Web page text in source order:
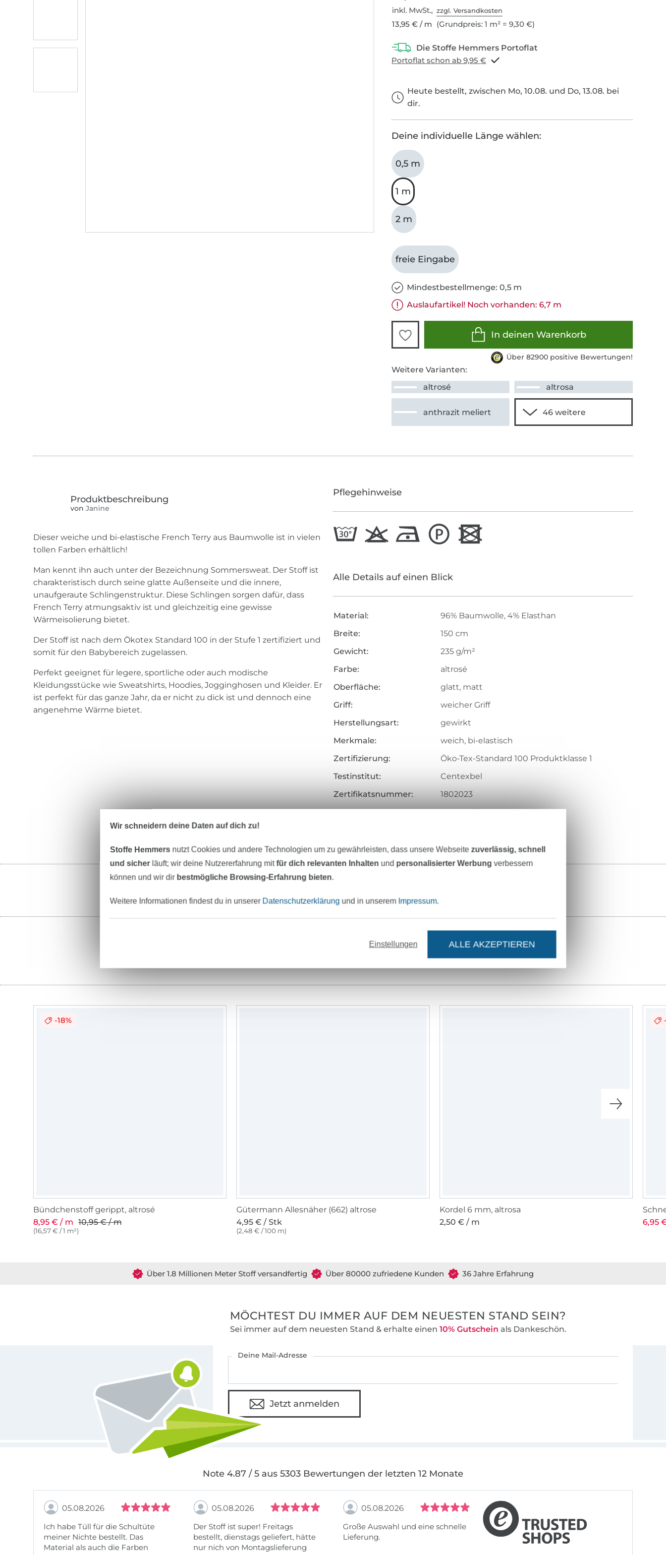
inkl. MwSt.,zzgl. Versandkosten
13,95 € / m (Grundpreis: 1 m² = 9,30 €)
Portoflat schon ab 9,95 €
Heute bestellt, zwischen Mo, 10.08. und Do, 13.08. bei
dir.
Deine individuelle Länge wählen:
0,5 m
1 m
2 m
freie Eingabe
Mindestbestellmenge: 0,5 m
Auslaufartikel! Noch vorhanden: 6,7 m
In deinen Warenkorb
Über 82900 positive Bewertungen!
Weitere Varianten:
altrosé
altrosa
anthrazit meliert
von Janine
Dieser weiche und bi-elastische French Terry aus Baumwolle ist in vielen
tollen Farben erhältlich!
Man kennt ihn auch unter der Bezeichnung Sommersweat. Der Stoff ist
charakteristisch durch seine glatte Außenseite und die innere,
unaufgeraute Schlingenstruktur. Diese Schlingen sorgen dafür, dass
French Terry atmungsaktiv ist und gleichzeitig eine gewisse
Wärmeisolierung bietet.
Der Stoff ist nach dem Ökotex Standard 100 in der Stufe 1 zertifiziert und
somit für den Babybereich zugelassen.
Perfekt geeignet für legere, sportliche oder auch modische
Kleidungsstücke wie Sweatshirts, Hoodies, Jogginghosen und Kleider. Er
ist perfekt für das ganze Jahr, da er nicht zu dick ist und dennoch eine
angenehme Wärme bietet.
Pflegehinweise
Alle Details auf einen Blick
Material:
96% Baumwolle, 4% Elasthan
Breite:
150 cm
Gewicht:
235 g/m²
Farbe:
altrosé
Oberfläche:
glatt, matt
Griff:
weicher Griff
Herstellungsart:
gewirkt
Merkmale:
weich, bi-elastisch
Zertifizierung:
Öko-Tex-Standard 100 Produktklasse 1
Testinstitut:
Centexbel
Zertifikatsnummer:
1802023
Art.Nr.:
RS0196-131
-18%
Bündchenstoff gerippt, altrosé
8,95 € / m 10,95 € / m
(16,57 € / 1 m²)
Gütermann Allesnäher (662) altrose
4,95 € / Stk
(2,48 € / 100 m)
Kordel 6 mm, altrosa
2,50 € / m
6,95
Über 1.8 Millionen Meter Stoff versandfertig Über 80000 zufriedene Kunden 36 Jahre Erfahrung
MÖCHTEST DU IMMER AUF DEM NEUESTEN STAND SEIN?
Sei immer auf dem neuesten Stand & erhalte einen 10% Gutschein als Dankeschön.
Deine Mail-Adresse
Jetzt anmelden
Note 4.87 / 5 aus 5303 Bewertungen der letzten 12 Monate
05.08.2026
Ich habe Tüll für die Schultüte
meiner Nichte bestellt. Das
Material als auch die Farben
05.08.2026
Der Stoff ist super! Freitags
bestellt, dienstags geliefert, hätte
nur nich von Montagslieferung
05.08.2026
Große Auswahl und eine schnelle
Lieferung.
Wir schneidern deine Daten auf dich zu!
Stoffe Hemmers nutzt Cookies und andere Technologien um zu gewährleisten, dass unsere Webseitezuverlässig, schnell
und sicherläuft; wir deine Nutzererfahrung mitfür dich relevanten Inhalten und personalisierter Werbung verbessern
können und wir dir bestmögliche Browsing-Erfahrung bieten.
Weitere Informationen findest du in unserer Datenschutzerklärung und in unserem Impressum.
Einstellungen ALLE AKZEPTIEREN